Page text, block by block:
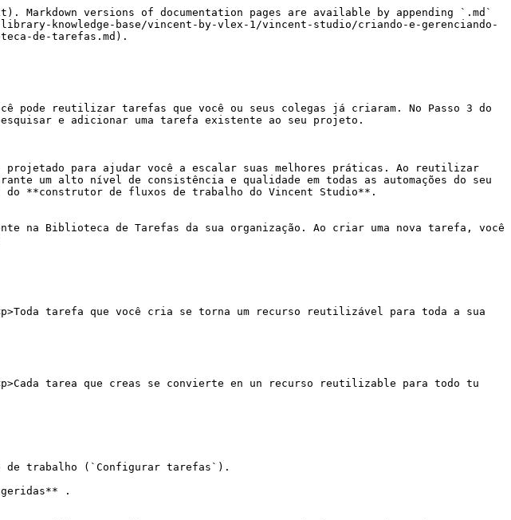
versions of documentation pages are available by appending `.md`
knowledge-base/vincent-by-vlex-1/vincent-studio/criando-e-gerenciando-
de-tarefas.md).
pode reutilizar tarefas que você ou seus colegas já criaram. No Passo 3 do
e adicionar uma tarefa existente ao seu projeto.
para ajudar você a escalar suas melhores práticas. Ao reutilizar
um alto nível de consistência e qualidade em todas as automações do seu
**construtor de fluxos de trabalho do Vincent Studio**.
na Biblioteca de Tarefas da sua organização. Ao criar uma nova tarefa, você
tarefa que você cria se torna um recurso reutilizável para toda a sua
tarea que creas se convierte en un recurso reutilizable para todo tu
de trabalho (`Configurar tarefas`).
.